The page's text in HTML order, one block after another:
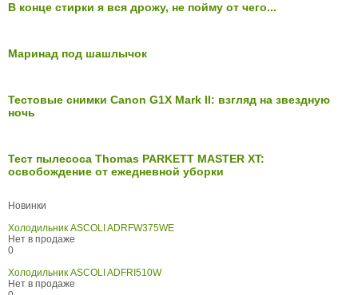
В конце стирки я вся дрожу, не пойму от чего...
Маринад под шашлычок
Тестовые снимки Canon G1X Mark II: взгляд на звездную
ночь
Тест пылесоса Thomas PARKETT MASTER XT:
освобождение от ежедневной уборки
Новинки
Холодильник ASCOLI ADRFW375WE
Нет в продаже
0
Холодильник ASCOLI ADFRI510W
Нет в продаже